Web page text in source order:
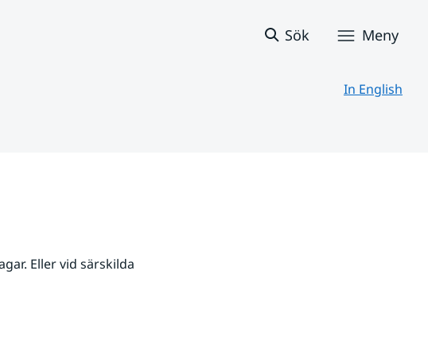
Sök Meny
In English
Eller vid särskilda